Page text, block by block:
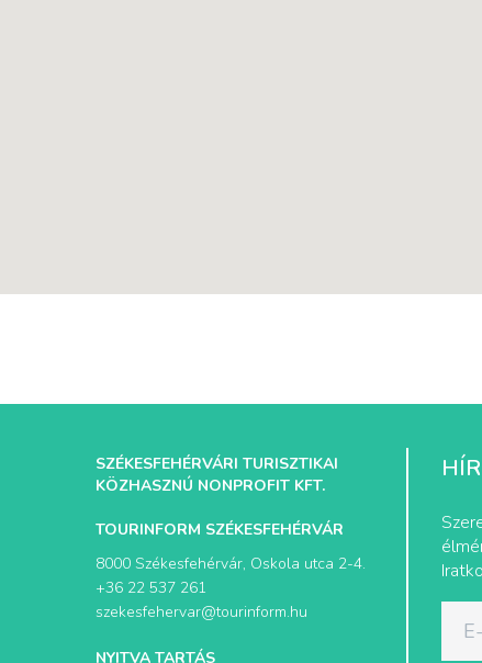
SZÉKESFEHÉRVÁRI TURISZTIKAI
KÖZHASZNÚ NONPROFIT KFT.
TOURINFORM SZÉKESFEHÉRVÁR
8000 Székesfehérvár, Oskola utca 2-4.
+36 22 537 261
szekesfehervar@tourinform.hu
NYITVA TARTÁS